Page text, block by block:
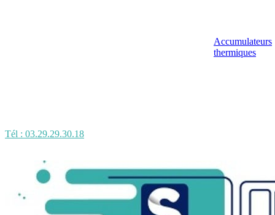
Accumulateurs
thermiques
Tél : 03.29.29.30.18